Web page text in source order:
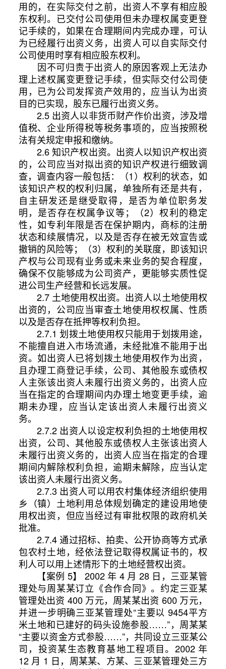
用的，在实际交付之前，出资人不享有相应股
东权利。已交付公司使用但未办理权属变更登
记手续的，如果在合理期间内完成办理，可认
为已经履行出资义务，出资人可以自实际交付
公司使用时享有相应股东权利。
因不可归责于出资人的原因客观上无法办
理上述权属变更登记手续，但实际交付公司使
用，已为公司发挥资产效用的，应当认为出资
目的已实现，股东已履行出资义务。
2.5 出资人以非货币财产作价出资，涉及增
值税、企业所得税等税务事项的，应当按照税
法有关规定申报和缴纳。
2.6 知识产权出资。出资人以知识产权出资
的，公司应当对拟出资的知识产权进行细致调
查，调查内容一般包括：（1）权利的状态，如
该知识产权的权利归属，单独所有还是共有，
自主研发还是继受取得，是否为单位职务发
明，是否存在权属争议等；（2）权利的稳定
性，如专利年限是否在保护期内，商标的注册
状态和续展情况，以及是否存在被无效宣告或
撤销的风险等；（3）权利的关联度，即该知识
产权与公司现有业务或未来业务的契合程度，
确保不仅能够成为公司资产，更能够实质性促
进公司生产经营和长远发展。
2.7 土地使用权出资。出资人以土地使用权
出资的，公司应当审查土地使用权权属、性质
以及是否存在抵押等权利负担。
2.7.1 划拨土地使用权只能用于划拨用途，
不能擅自进入市场流通，未经批准不能用于出
资。如出资人已将划拨土地使用权作为出资，
且办理工商登记手续，公司、其他股东或债权
人主张该出资人未履行出资义务的，出资人应
当在指定的合理期间内办理土地变更手续，逾
期未办理，应当认定该出资人未履行出资义
务。
2.7.2 出资人以设定权利负担的土地使用权
出资，公司、其他股东或债权人主张该出资人
未履行出资义务的，出资人应当在指定的合理
期间内解除权利负担，逾期未解除，应当认定
该出资人未履行出资义务。
2.7.3 出资人可以用农村集体经济组织使用
乡（镇）土地利用总体规划确定的建设用地使
用权出资，但应当经过有审批权限的政府机关
批准。
2.7.4 通过招标、拍卖、公开协商等方式承
包农村土地，经依法登记取得权属证书的，权
利人可以用上述情形下的土地经营权出资。
【案例 5】 2002 年 4 月 28 日，三亚某管
理处与周某某订立《合作合同》。约定三亚某
管理处出资 400 万元，周某某出资 600 万元，
并进一步明确三亚某管理处“主要以 9454平方
米土地和已建好的码头设施参股……”，周某某
“主要以资金方式参股……”，共同设立三亚某公
司，投资某生态教育基地工程项目。2002 年
12 月 1 日，周某某、方某、三亚某管理处三方